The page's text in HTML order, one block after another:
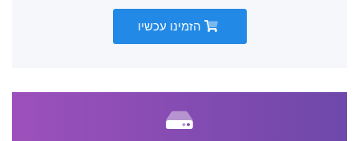
הזמינו עכשיו